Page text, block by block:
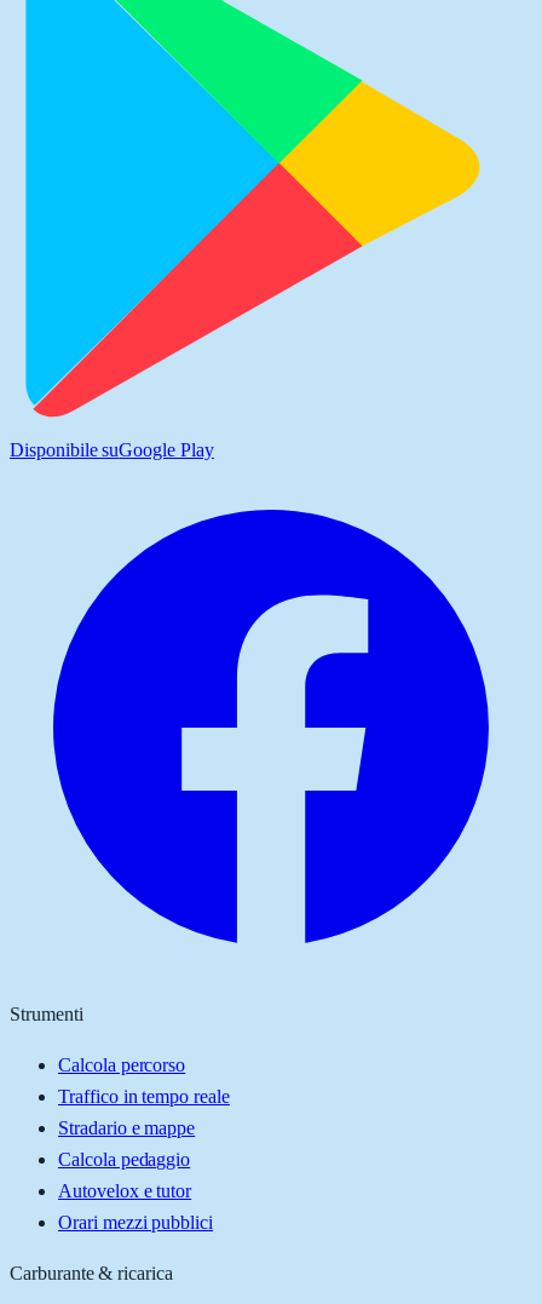
Disponibile suGoogle Play
Strumenti
Calcola percorso
Traffico in tempo reale
Stradario e mappe
Calcola pedaggio
Autovelox e tutor
Orari mezzi pubblici
Carburante & ricarica